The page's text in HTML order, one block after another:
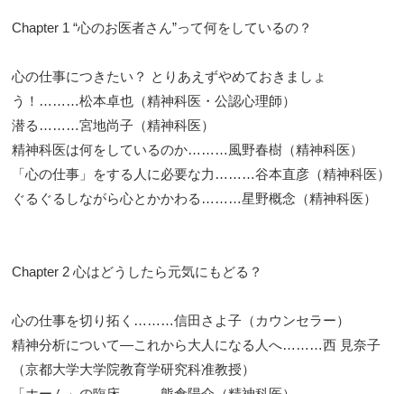
Chapter 1 “心のお医者さん”って何をしているの？
心の仕事につきたい？ とりあえずやめておきましょ
う！………松本卓也（精神科医・公認心理師）
潜る………宮地尚子（精神科医）
精神科医は何をしているのか………風野春樹（精神科医）
「心の仕事」をする人に必要な力………谷本直彦（精神科医）
ぐるぐるしながら心とかかわる………星野概念（精神科医）
Chapter 2 心はどうしたら元気にもどる？
心の仕事を切り拓く………信田さよ子（カウンセラー）
精神分析について―これから大人になる人へ………西 見奈子
（京都大学大学院教育学研究科准教授）